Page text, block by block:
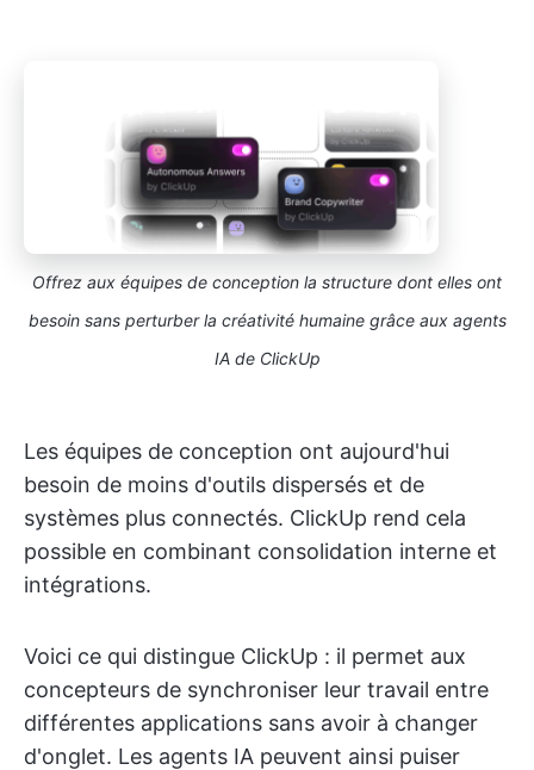
Offrez aux équipes de conception la structure dont elles ont
besoin sans perturber la créativité humaine grâce aux agents
IA de ClickUp
Les équipes de conception ont aujourd'hui
besoin de moins d'outils dispersés et de
systèmes plus connectés. ClickUp rend cela
possible en combinant consolidation interne et
intégrations.
Voici ce qui distingue ClickUp : il permet aux
concepteurs de synchroniser leur travail entre
différentes applications sans avoir à changer
d'onglet. Les agents IA peuvent ainsi puiser